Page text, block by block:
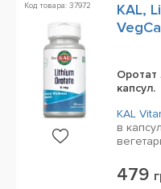
Код товара: 37972
KAL,
Оротат
капсул.
KAL
в
479